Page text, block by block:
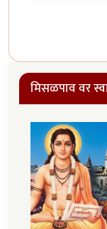
मिसळपाव वर